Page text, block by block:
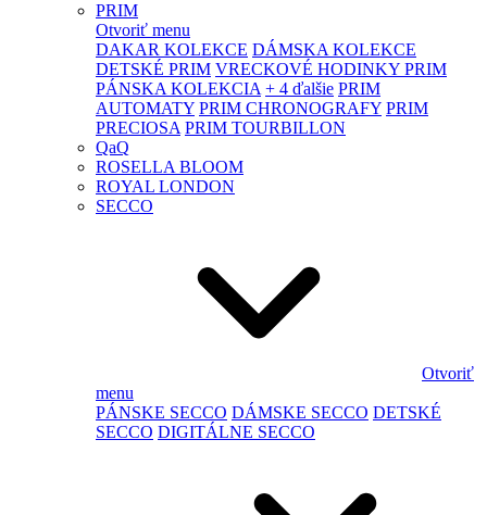
PRIM
Otvoriť menu
DAKAR KOLEKCE DÁMSKA KOLEKCE
DETSKÉ PRIM VRECKOVÉ HODINKY PRIM
PÁNSKA KOLEKCIA + 4 ďalšie PRIM
AUTOMATY PRIM CHRONOGRAFY PRIM
PRECIOSA PRIM TOURBILLON
QaQ
ROSELLA BLOOM
ROYAL LONDON
SECCO
Otvoriť
menu
PÁNSKE SECCO DÁMSKE SECCO DETSKÉ
SECCO DIGITÁLNE SECCO